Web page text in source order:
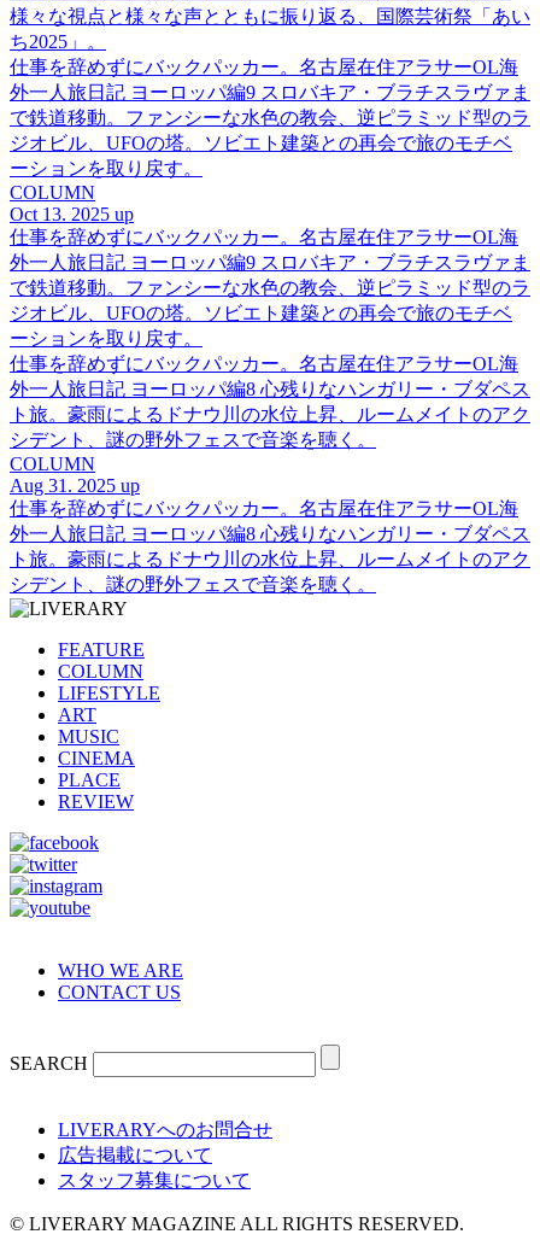
様々な視点と様々な声とともに振り返る、国際芸術祭「あい
ち2025」。
仕事を辞めずにバックパッカー。名古屋在住アラサーOL海
外一人旅日記 ヨーロッパ編9 スロバキア・ブラチスラヴァま
で鉄道移動。ファンシーな水色の教会、逆ピラミッド型のラ
ジオビル、UFOの塔。ソビエト建築との再会で旅のモチベ
ーションを取り戻す。
COLUMN
Oct 13. 2025 up
仕事を辞めずにバックパッカー。名古屋在住アラサーOL海
外一人旅日記 ヨーロッパ編9 スロバキア・ブラチスラヴァま
で鉄道移動。ファンシーな水色の教会、逆ピラミッド型のラ
ジオビル、UFOの塔。ソビエト建築との再会で旅のモチベ
ーションを取り戻す。
仕事を辞めずにバックパッカー。名古屋在住アラサーOL海
外一人旅日記 ヨーロッパ編8 心残りなハンガリー・ブダペス
ト旅。豪雨によるドナウ川の水位上昇、ルームメイトのアク
シデント、謎の野外フェスで音楽を聴く。
COLUMN
Aug 31. 2025 up
仕事を辞めずにバックパッカー。名古屋在住アラサーOL海
外一人旅日記 ヨーロッパ編8 心残りなハンガリー・ブダペス
ト旅。豪雨によるドナウ川の水位上昇、ルームメイトのアク
シデント、謎の野外フェスで音楽を聴く。
FEATURE
COLUMN
LIFESTYLE
ART
MUSIC
CINEMA
PLACE
REVIEW
WHO WE ARE
CONTACT US
SEARCH
LIVERARYへのお問合せ
広告掲載について
スタッフ募集について
© LIVERARY MAGAZINE ALL RIGHTS RESERVED.